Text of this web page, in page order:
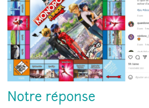
Notre réponse